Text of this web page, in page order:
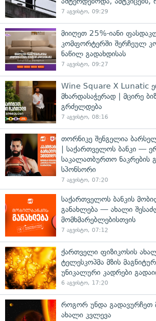
7 აგვისტო, 09:29
მიიღეთ 25%-იანი
კომფორტერში შერჩეულ
ნაწილ გადახდისას
7 აგვისტო, 09:27
Wine Square X Lunatic
მხარდასაჭერად | მცირე
გრძელდება
7 აგვისტო, 08:16
თორნიკე შენგელია
| საქართველოს ბანკი —
საკალათბურთო ნაკრების
სპონსორი
7 აგვისტო, 07:20
საქართველოს ბანკის
განახლება — ახალი
მომხმარებლებისთვის
7 აგვისტო, 07:12
ქართველი ფიზიკოსის
ტელესკოპმა მზის
უნიკალური კადრები
6 აგვისტო, 17:20
როგორ უნდა გადავურჩეთ
ახალი კვლევა